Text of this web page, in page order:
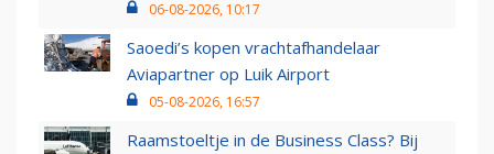
06-08-2026, 10:17
Saoedi’s kopen vrachtafhandelaar
Aviapartner op Luik Airport
05-08-2026, 16:57
Raamstoeltje in de Business Class? Bij